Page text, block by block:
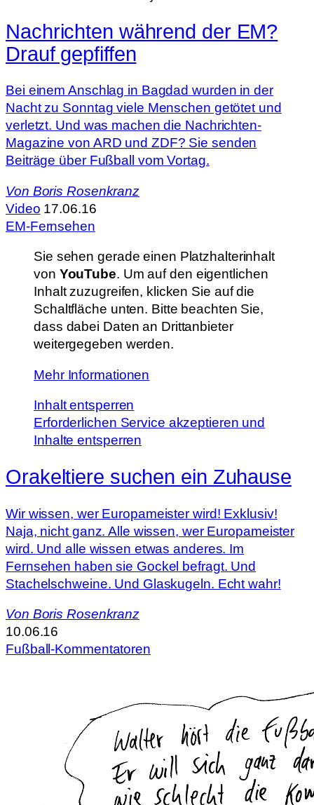
Nachrichten während der EM?
Drauf gepfiffen
Bei einem Anschlag in Bagdad wurden in der
Nacht zu Sonntag viele Menschen getötet und
verletzt. Und was machen die Nachrichten-
Magazine von ARD und ZDF? Sie senden
Beiträge über Fußball vom Vortag.
Von Boris Rosenkranz
Video 17.06.16
EM-Fernsehen
Sie sehen gerade einen Platzhalterinhalt
von YouTube. Um auf den eigentlichen
Inhalt zuzugreifen, klicken Sie auf die
Schaltfläche unten. Bitte beachten Sie,
dass dabei Daten an Drittanbieter
weitergegeben werden.
Mehr Informationen
Inhalt entsperren
Erforderlichen Service akzeptieren und
Inhalte entsperren
Orakeltiere suchen ein Zuhause
Wir wissen, wer Europameister wird! Exklusiv!
Naja, nicht ganz. Alle wissen, wer Europameister
wird. Und alle wissen etwas anderes. Im
Fernsehen haben sie Gockel befragt. Und
Stachelschweine. Und Glaskugeln. Echt wahr!
Von Boris Rosenkranz
10.06.16
Fußball-Kommentatoren